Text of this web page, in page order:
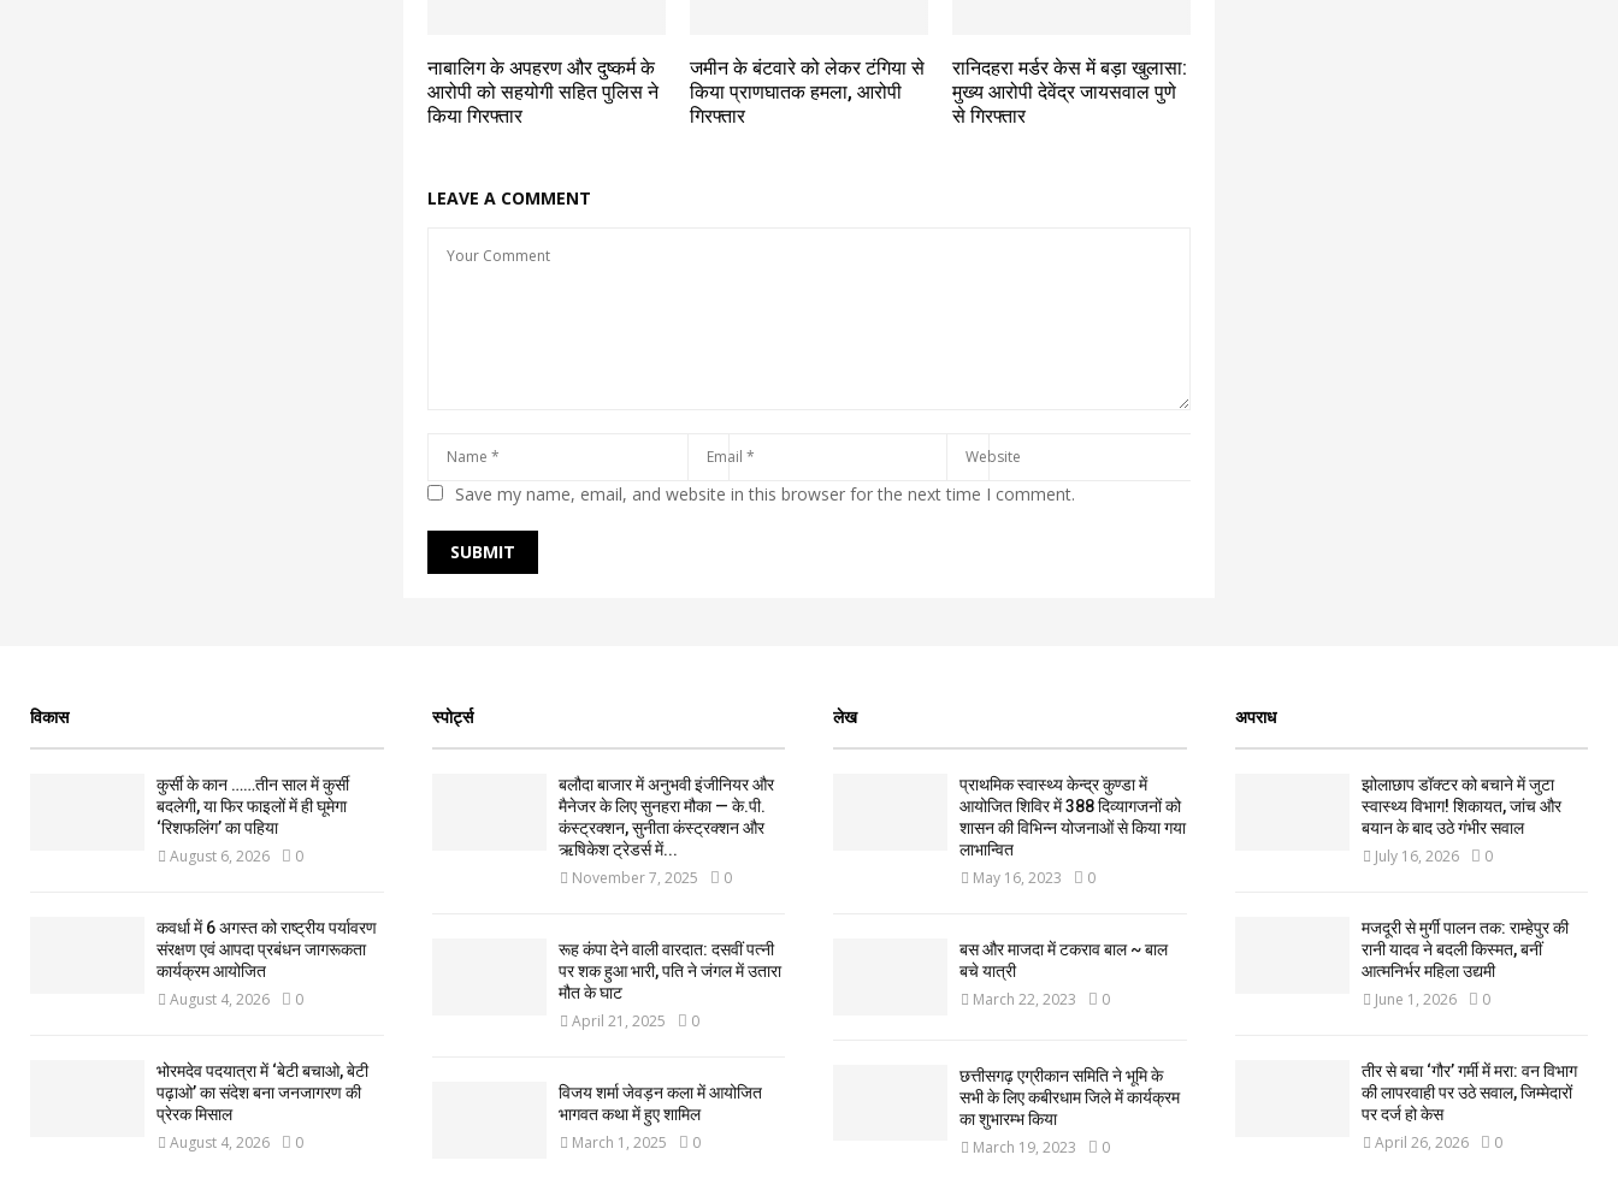
नाबालिग के अपहरण और दुष्कर्म के
आरोपी को सहयोगी सहित पुलिस ने
किया गिरफ्तार
जमीन के बंटवारे को लेकर टंगिया से
किया प्राणघातक हमला, आरोपी
गिरफ्तार
रानिदहरा मर्डर केस में बड़ा खुलासा:
मुख्य आरोपी देवेंद्र जायसवाल पुणे
से गिरफ्तार
LEAVE A COMMENT
Save my name, email, and website in this browser for the next time I comment.
विकास
कुर्सी के कान ……तीन साल में कुर्सी
बदलेगी, या फिर फाइलों में ही घूमेगा
‘रिशफलिंग’ का पहिया
August 6, 2026 0
कवर्धा में 6 अगस्त को राष्ट्रीय पर्यावरण
संरक्षण एवं आपदा प्रबंधन जागरूकता
कार्यक्रम आयोजित
August 4, 2026 0
भोरमदेव पदयात्रा में ‘बेटी बचाओ, बेटी
पढ़ाओ’ का संदेश बना जनजागरण की
प्रेरक मिसाल
August 4, 2026 0
स्पोर्ट्स
बलौदा बाजार में अनुभवी इंजीनियर और
मैनेजर के लिए सुनहरा मौका — के.पी.
कंस्ट्रक्शन, सुनीता कंस्ट्रक्शन और
ऋषिकेश ट्रेडर्स में...
November 7, 2025 0
रूह कंपा देने वाली वारदात: दसवीं पत्नी
पर शक हुआ भारी, पति ने जंगल में उतारा
मौत के घाट
April 21, 2025 0
विजय शर्मा जेवड़न कला में आयोजित
भागवत कथा में हुए शामिल
March 1, 2025 0
लेख
प्राथमिक स्वास्थ्य केन्द्र कुण्डा में
आयोजित शिविर में 388 दिव्यागजनों को
शासन की विभिन्न योजनाओं से किया गया
लाभान्वित
May 16, 2023 0
बस और माजदा में टकराव बाल ~ बाल
बचे यात्री
March 22, 2023 0
छत्तीसगढ़ एग्रीकान समिति ने भूमि के
सभी के लिए कबीरधाम जिले में कार्यक्रम
का शुभारम्भ किया
March 19, 2023 0
अपराध
झोलाछाप डॉक्टर को बचाने में जुटा
स्वास्थ्य विभाग! शिकायत, जांच और
बयान के बाद उठे गंभीर सवाल
July 16, 2026 0
मजदूरी से मुर्गी पालन तक: राम्हेपुर की
रानी यादव ने बदली किस्मत, बनीं
आत्मनिर्भर महिला उद्यमी
June 1, 2026 0
तीर से बचा ‘गौर’ गर्मी में मरा: वन विभाग
की लापरवाही पर उठे सवाल, जिम्मेदारों
पर दर्ज हो केस
April 26, 2026 0